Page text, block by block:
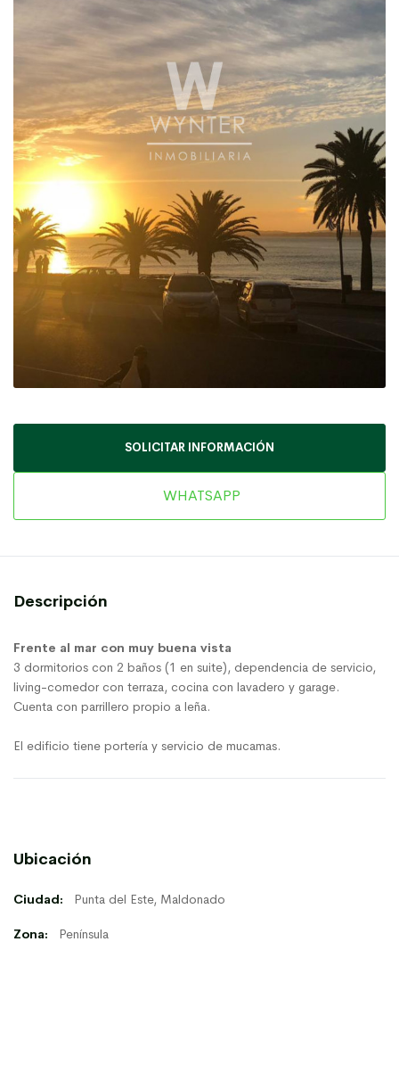
SOLICITAR INFORMACIÓN
WHATSAPP
Descripción
Frente al mar con muy buena vista
3 dormitorios con 2 baños (1 en suite), dependencia de servicio,
living-comedor con terraza, cocina con lavadero y garage.
Cuenta con parrillero propio a leña.
El edificio tiene portería y servicio de mucamas.
Ubicación
Ciudad: Punta del Este, Maldonado
Zona: Península